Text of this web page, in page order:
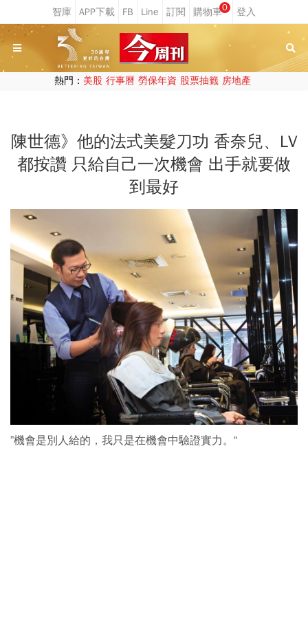
0
熱門： 美股 行事曆 勞保年資 股票抽籤 房地產
陳世德》他的法式美髮刀功 香奈兒、LV
都按讚 只給自己一次機會 出手就要做
到最好
”機會是別人給的，我只是在機會中驗證實力。“